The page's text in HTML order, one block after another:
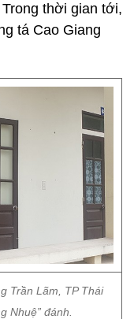
thời gian tới,
tá Cao Giang
Trần Lãm, TP Thái
Nhuệ” đánh.